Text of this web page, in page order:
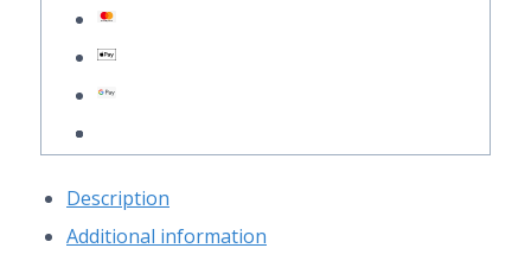
quantity
Description
Additional information